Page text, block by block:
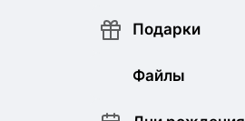
Подарки
Файлы